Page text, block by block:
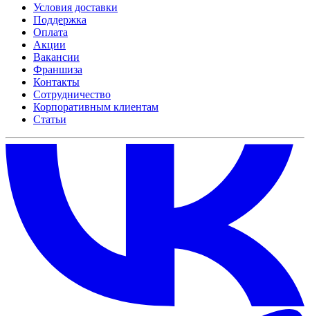
Условия доставки
Поддержка
Оплата
Акции
Вакансии
Франшиза
Контакты
Сотрудничество
Корпоративным клиентам
Статьи